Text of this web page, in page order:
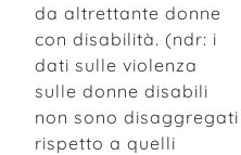
da altrettante donne
con disabilità. (ndr: i
dati sulle violenza
sulle donne disabili
non sono disaggregati
rispetto a quelli